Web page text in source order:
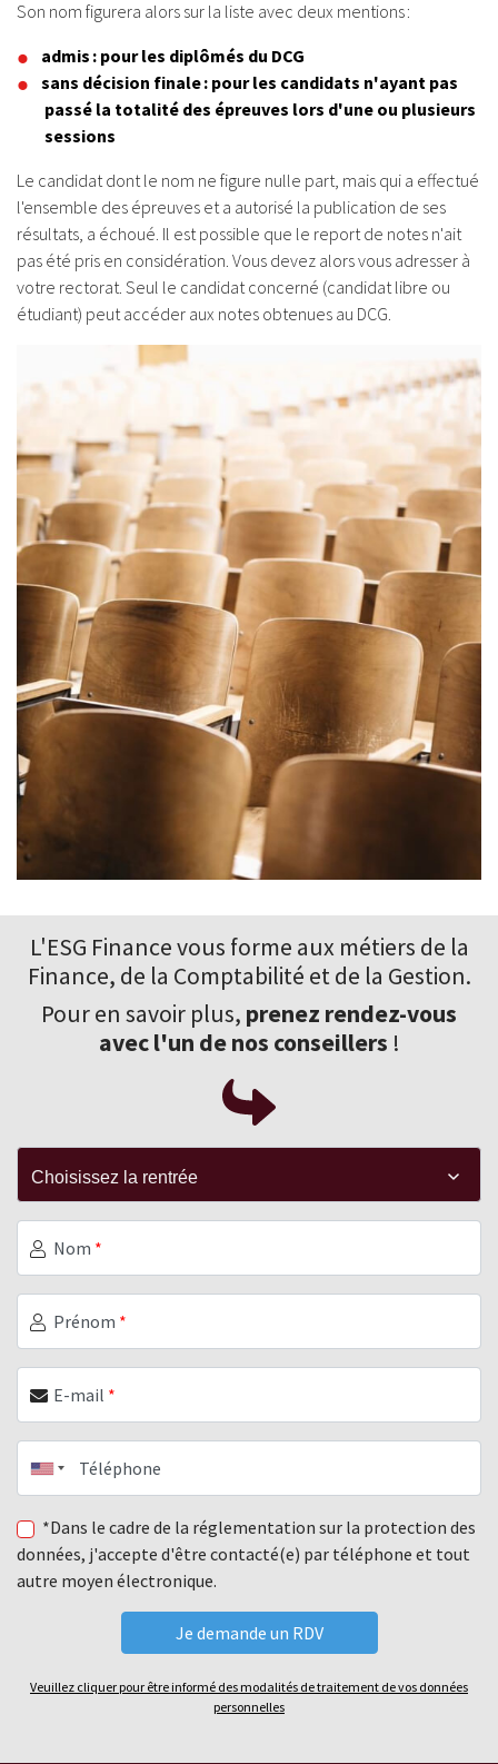
Son nom figurera alors sur la liste avec deux mentions :
admis : pour les diplômés du DCG
sans décision finale : pour les candidats n'ayant pas
passé la totalité des épreuves lors d'une ou plusieurs
sessions
Le candidat dont le nom ne figure nulle part, mais qui a effectué
l'ensemble des épreuves et a autorisé la publication de ses
résultats, a échoué. Il est possible que le report de notes n'ait
pas été pris en considération. Vous devez alors vous adresser à
votre rectorat. Seul le candidat concerné (candidat libre ou
étudiant) peut accéder aux notes obtenues au DCG.
L'ESG Finance vous forme aux métiers de la
Finance, de la Comptabilité et de la Gestion.
Pour en savoir plus, prenez rendez-vous
avec l'un de nos conseillers !
Nom *
Prénom *
E-mail *
Téléphone
*Dans le cadre de la réglementation sur la protection des
données, j'accepte d'être contacté(e) par téléphone et tout
autre moyen électronique.
Veuillez cliquer pour être informé des modalités de traitement de vos données
personnelles